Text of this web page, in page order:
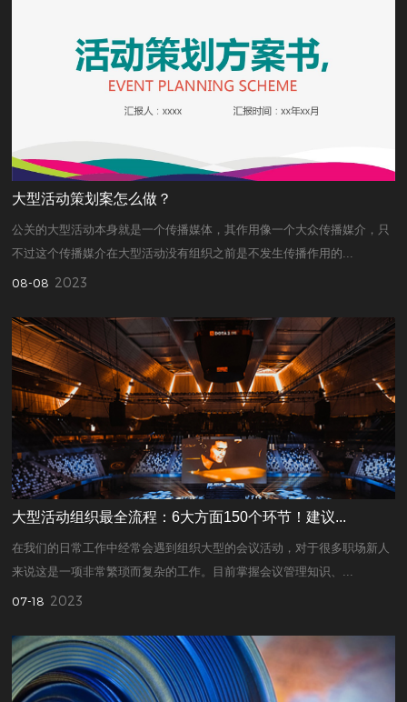
大型活动策划案怎么做？
公关的大型活动本身就是一个传播媒体，其作用像一个大众传播媒介，只
不过这个传播媒介在大型活动没有组织之前是不发生传播作用的...
08-08 2023
大型活动组织最全流程：6大方面150个环节！建议...
在我们的日常工作中经常会遇到组织大型的会议活动，对于很多职场新人
来说这是一项非常繁琐而复杂的工作。目前掌握会议管理知识、...
07-18 2023